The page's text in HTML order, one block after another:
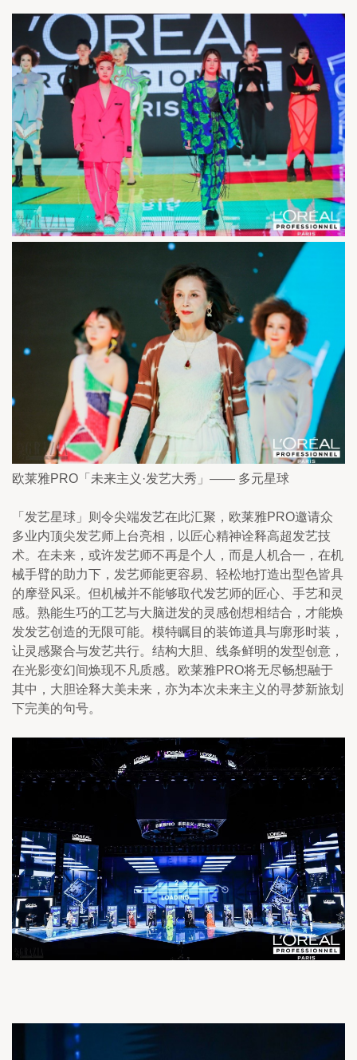
欧莱雅PRO「未来主义·发艺大秀」—— 多元星球
「发艺星球」则令尖端发艺在此汇聚，欧莱雅PRO邀请众
多业内顶尖发艺师上台亮相，以匠心精神诠释高超发艺技
术。在未来，或许发艺师不再是个人，而是人机合一，在机
械手臂的助力下，发艺师能更容易、轻松地打造出型色皆具
的摩登风采。但机械并不能够取代发艺师的匠心、手艺和灵
感。熟能生巧的工艺与大脑迸发的灵感创想相结合，才能焕
发发艺创造的无限可能。模特瞩目的装饰道具与廓形时装，
让灵感聚合与发艺共行。结构大胆、线条鲜明的发型创意，
在光影变幻间焕现不凡质感。欧莱雅PRO将无尽畅想融于
其中，大胆诠释大美未来，亦为本次未来主义的寻梦新旅划
下完美的句号。